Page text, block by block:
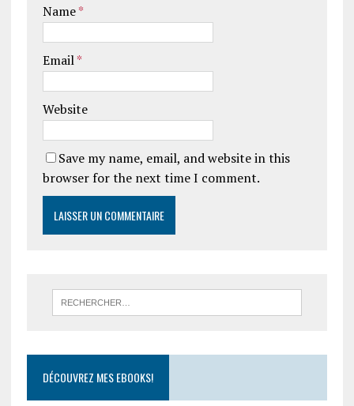
Name*
Email*
Website
Save my name, email, and website in this
browser for the next time I comment.
DÉCOUVREZ MES EBOOKS!